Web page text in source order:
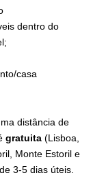
dentro do
casa
distância de
gratuita (Lisboa,
Monte Estoril e
3-5 dias úteis.